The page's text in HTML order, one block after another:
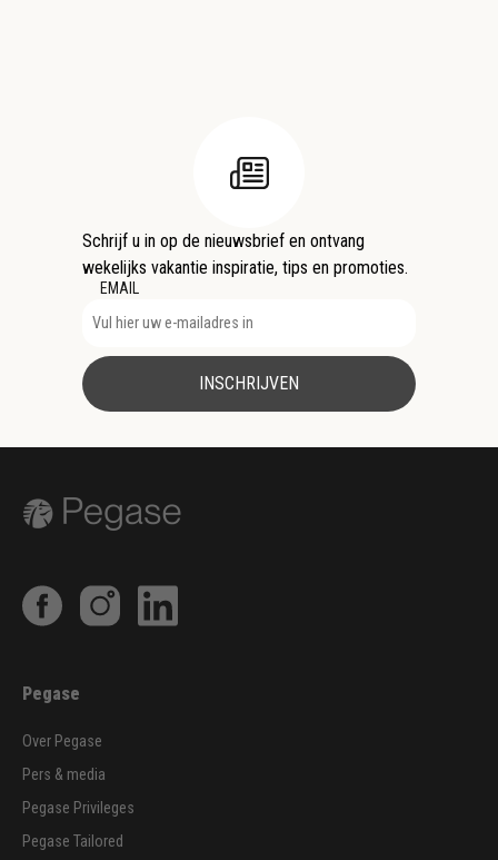
Schrijf u in op de nieuwsbrief en ontvang
wekelijks vakantie inspiratie, tips en promoties.
EMAIL
INSCHRIJVEN
Pegase
Over Pegase
Pers & media
Pegase Privileges
Pegase Tailored